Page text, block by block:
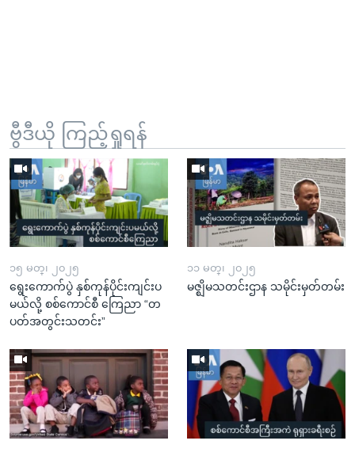
ဗွီဒီယို ကြည့်ရှုရန်
၁၅ မတ္၊ ၂၀၂၅
ရွေးကောက်ပွဲ နှစ်ကုန်ပိုင်းကျင်းပ
မယ်လို့ စစ်ကောင်စီ ကြေညာ “တ
ပတ်အတွင်းသတင်း”
၁၁ မတ္၊ ၂၀၂၅
မဇ္ဈိမသတင်းဌာန သမိုင်းမှတ်တမ်း